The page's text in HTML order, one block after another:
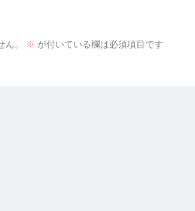
。 ※ が付いている欄は必須項目です